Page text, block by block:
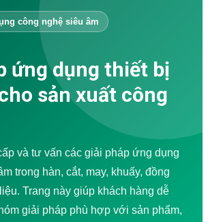
– Bảo trì
hư hỏng
Website WordPress
dệt
túi vải không dệt
sản xuất túi vải không dệt
âm
siêu âm
âm
siêu âm cầm tay
vảy thiếc siêu âm
trích ly siêu âm
xuất túi vải
công nghệ siêu âm
ứng dụng thiết bị
sản xuất công
và tư vấn các giải pháp ứng dụng
trong hàn, cắt, may, khuấy, đồng
Trang này giúp khách hàng dễ
giải pháp phù hợp với sản phẩm,